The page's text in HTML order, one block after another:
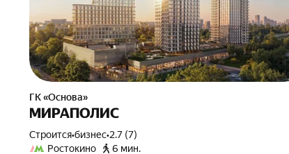
ГК «Основа»
МИРАПОЛИС
Строится•бизнес•2.7 (7)
Ростокино
6 мин.